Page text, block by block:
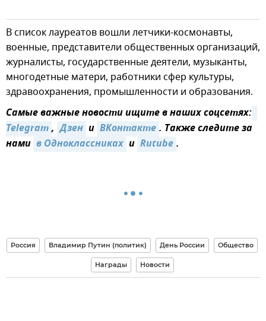
В список лауреатов вошли летчики-космонавты,
военные, представители общественных организаций,
журналисты, государственные деятели, музыканты,
многодетные матери, работники сфер культуры,
здравоохранения, промышленности и образования.
Самые важные новости ищите в наших соцсетях:
Telegram, Дзен и ВКонтакте. Также следите за
нами в Одноклассниках и Rutube.
Россия Владимир Путин (политик) День России Общество
Награды Новости